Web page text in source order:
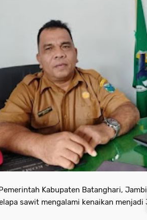
Kabupaten Batanghari,
sawit mengalami kenaikan menjadi